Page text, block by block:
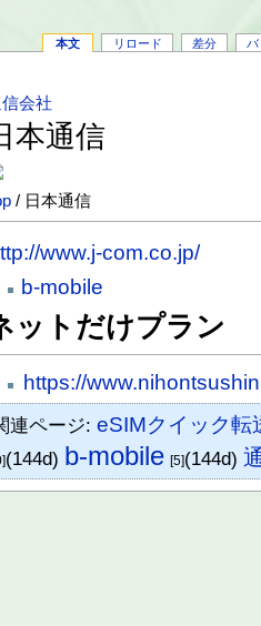
本文 リロード 差分 バ
会社
本通信
/ 日本通信
www.j-com.co.jp/
b-mobile
ットだけプラン
https://
連ページ:eSIMクイック転
(144d) b-mobile [5](144d)